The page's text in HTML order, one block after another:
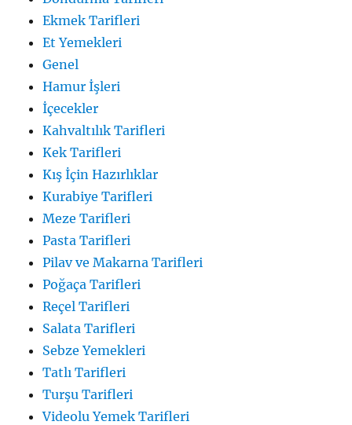
Ekmek Tarifleri
Et Yemekleri
Genel
Hamur İşleri
İçecekler
Kahvaltılık Tarifleri
Kek Tarifleri
Kış İçin Hazırlıklar
Kurabiye Tarifleri
Meze Tarifleri
Pasta Tarifleri
Pilav ve Makarna Tarifleri
Poğaça Tarifleri
Reçel Tarifleri
Salata Tarifleri
Sebze Yemekleri
Tatlı Tarifleri
Turşu Tarifleri
Videolu Yemek Tarifleri